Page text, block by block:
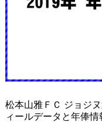
松本山雅ＦＣ ジョジ
ィールデータと年俸情